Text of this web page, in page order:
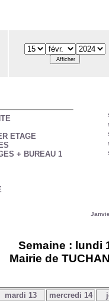
ETAGE
+ BUREAU 1
Semaine : lundi
Mairie de
mardi 13 mercredi 14